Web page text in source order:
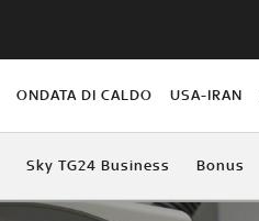
ONDATA DI CALDO USA-IRAN
Sky TG24 Business Bonus